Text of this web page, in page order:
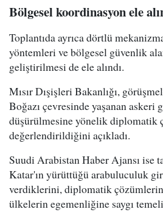
Bölgesel koordinasyon ele
Toplantıda ayrıca dörtlü
yöntemleri ve bölgesel güvenlik
geliştirilmesi de ele alındı.
Mısır Dışişleri Bakanlığı,
Boğazı çevresinde yaşanan askeri
düşürülmesine yönelik diplomatik
değerlendirildiğini açıkladı.
Suudi Arabistan Haber Ajansı ise
Katar'ın yürüttüğü arabuluculuk
verdiklerini, diplomatik
ülkelerin egemenliğine saygı